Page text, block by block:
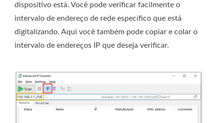
dispositivo está. Você pode verificar facilmente o
intervalo de endereço de rede específico que está
digitalizando. Aqui você também pode copiar e colar o
intervalo de endereços IP que deseja verificar.